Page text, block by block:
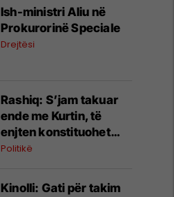
Ish-ministri ​Aliu në
Prokurorinë Speciale
Drejtësi
​Rashiq: S’jam takuar
ende me Kurtin, të
enjten konstituohet
kuvendi por s’votohet
Politikë
Kinolli: Gati për takim